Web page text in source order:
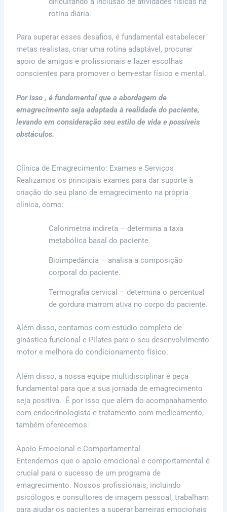
rotina diária.
Para superar esses desafios, é fundamental estabelecer
metas realistas, criar uma rotina adaptável, procurar
apoio de amigos e profissionais e fazer escolhas
conscientes para promover o bem-estar físico e mental.
Por isso , é fundamental que a abordagem de
emagrecimento seja adaptada à realidade do paciente,
levando em consideração seu estilo de vida e possíveis
obstáculos.
Clínica de Emagrecimento: Exames e Serviços
Realizamos os principais exames para dar suporte à
criação do seu plano de emagrecimento na própria
clínica, como:
Calorimetria indireta – determina a taxa
metabólica basal do paciente.
Bioimpedância – analisa a composição
corporal do paciente.
Termografia cervical – determina o percentual
de gordura marrom ativa no corpo do paciente.
Além disso, contamos com estúdio completo de
ginástica funcional e Pilates para o seu desenvolvimento
motor e melhora do condicionamento físico.
Além disso, a nossa equipe multidisciplinar é peça
fundamental para que a sua jornada de emagrecimento
seja positiva. É por isso que além do acompnahamento
com endocrinologista e tratamento com medicamento,
também oferecemos:
Apoio Emocional e Comportamental
Entendemos que o apoio emocional e comportamental é
crucial para o sucesso de um programa de
emagrecimento. Nossos profissionais, incluindo
psicólogos e consultores de imagem pessoal, trabalham
para ajudar os pacientes a superar barreiras emocionais